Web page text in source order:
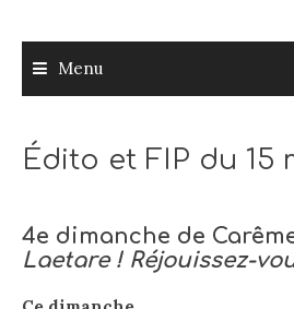
Menu
Édito et FIP du 15
4e dimanche de
Laetare ! Réjouissez-